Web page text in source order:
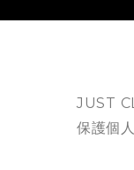
JUST
保護個